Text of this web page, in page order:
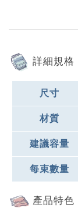
詳細規格
尺寸
材質
建議容量
每束數量
產品特色